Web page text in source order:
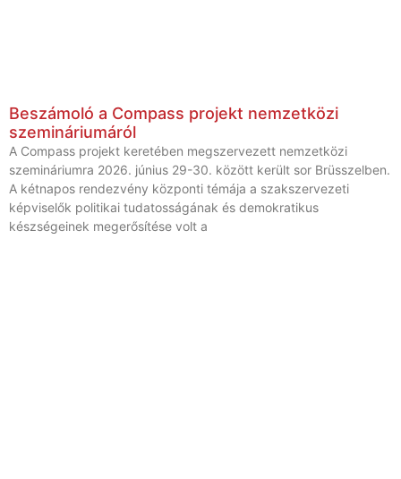
Beszámoló a Compass projekt nemzetközi
szemináriumáról
A Compass projekt keretében megszervezett nemzetközi
szemináriumra 2026. június 29-30. között került sor Brüsszelben.
A kétnapos rendezvény központi témája a szakszervezeti
képviselők politikai tudatosságának és demokratikus
készségeinek megerősítése volt a